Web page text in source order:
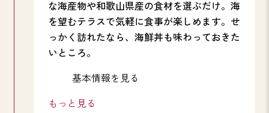
な海産物や和歌山県産の食材を選ぶだけ。海
を望むテラスで気軽に食事が楽しめます。せ
っかく訪れたなら、海鮮丼も味わっておきた
いところ。
基本情報を見る
もっと見る